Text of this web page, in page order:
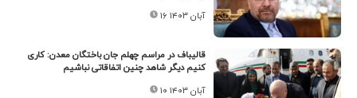
۱۶ آبان ۱۴۰۳
قالیباف در مراسم چهلم جان باختگان معدن: کاری
کنیم دیگر شاهد چنین اتفاقاتی نباشیم
۱۰ آبان ۱۴۰۳